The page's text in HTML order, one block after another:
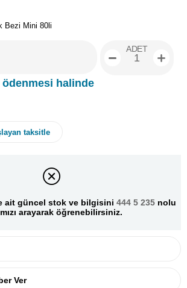
Bezi Mini 80li
ödenmesi halinde
ADET
taksitle
ait güncel stok ve bilgisini 444 5 235 nolu
arayarak öğrenebilirsiniz.
Ver